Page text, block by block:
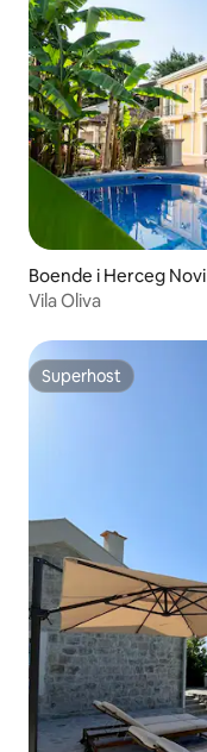
Boende i Herceg Novi
Vila Oliva
Superhost
Superhost